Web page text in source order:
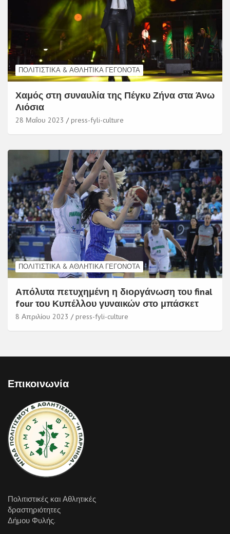
ΠΟΛΙΤΙΣΤΙΚΆ & ΑΘΛΗΤΙΚΆ ΓΕΓΟΝΌΤΑ
Χαμός στη συναυλία της Πέγκυ Ζήνα στα Άνω
Λιόσια
28 Μαΐου 2023 press-fyli-culture
ΠΟΛΙΤΙΣΤΙΚΆ & ΑΘΛΗΤΙΚΆ ΓΕΓΟΝΌΤΑ
Απόλυτα πετυχημένη η διοργάνωση του final
four του Κυπέλλου γυναικών στο μπάσκετ
8 Απριλίου 2023 press-fyli-culture
Επικοινωνία
Πολιτιστικές και Αθλητικές
δραστηριότητες
Δήμου Φυλής.